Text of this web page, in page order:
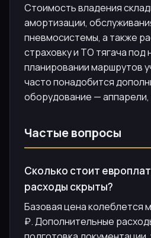
Стоимость владения
амортизации,
пневмосистемы, а также
страховку и ТО тягача под
планировании маршрутов
часто понадобится
оборудование —
Частые вопросы
Сколько стоит
расходы скрыты?
Базовая цена колеблется
₽. Дополнительные